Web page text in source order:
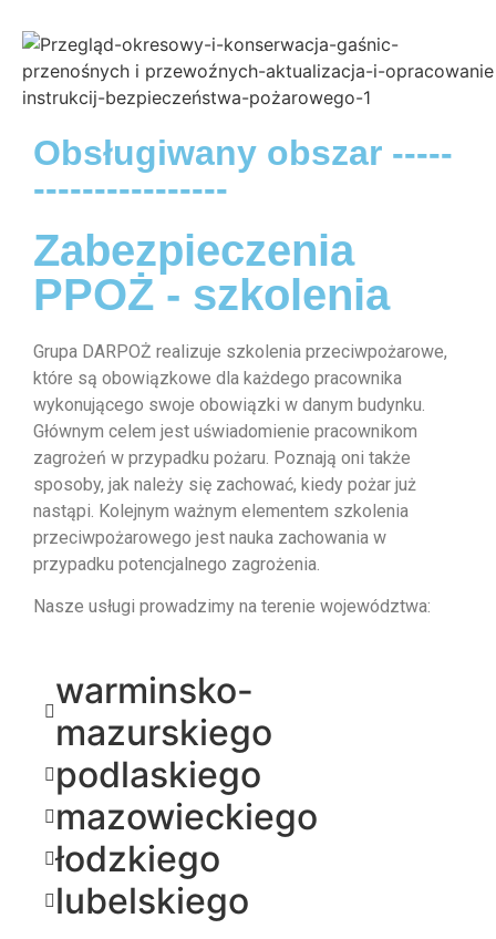
Obsługiwany obszar -----
----------------
Zabezpieczenia
PPOŻ - szkolenia
Grupa DARPOŻ realizuje szkolenia przeciwpożarowe,
które są obowiązkowe dla każdego pracownika
wykonującego swoje obowiązki w danym budynku.
Głównym celem jest uświadomienie pracownikom
zagrożeń w przypadku pożaru. Poznają oni także
sposoby, jak należy się zachować, kiedy pożar już
nastąpi. Kolejnym ważnym elementem szkolenia
przeciwpożarowego jest nauka zachowania w
przypadku potencjalnego zagrożenia.
Nasze usługi prowadzimy na terenie województwa:
warminsko-
mazurskiego
podlaskiego
mazowieckiego
łodzkiego
lubelskiego